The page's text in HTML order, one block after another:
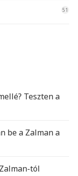
51
Teszten a
be a Zalman a
tól